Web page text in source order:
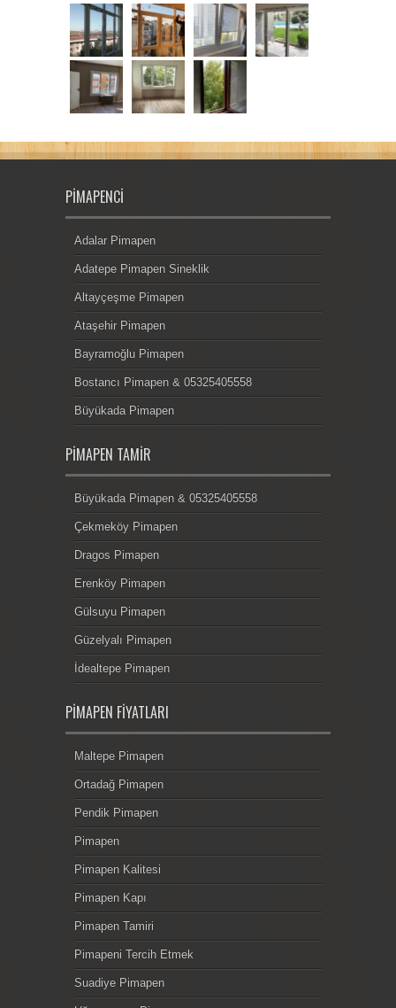
PIMAPENCI
Adalar Pimapen
Adatepe Pimapen Sineklik
Altayçeşme Pimapen
Ataşehir Pimapen
Bayramoğlu Pimapen
Bostancı Pimapen & 05325405558
Büyükada Pimapen
PIMAPEN TAMIR
Büyükada Pimapen & 05325405558
Çekmeköy Pimapen
Dragos Pimapen
Erenköy Pimapen
Gülsuyu Pimapen
Güzelyalı Pimapen
İdealtepe Pimapen
PIMAPEN FIYATLARI
Maltepe Pimapen
Ortadağ Pimapen
Pendik Pimapen
Pimapen
Pimapen Kalitesi
Pimapen Kapı
Pimapen Tamiri
Pimapeni Tercih Etmek
Suadiye Pimapen